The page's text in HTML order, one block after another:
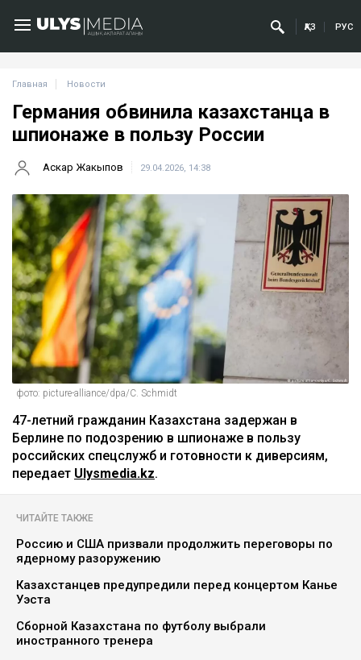
ҚАЗ РУС
Главная Новости
Германия обвинила казахстанца в
шпионаже в пользу России
Аскар Жакыпов 29.04.2026, 14:38
фото: picture-alliance/dpa/C. Schmidt
‎47-летний гражданин Казахстана задержан в
Берлине по подозрению в шпионаже в пользу
российских спецслужб и готовности к диверсиям,
передает Ulysmedia.kz.
ЧИТАЙТЕ ТАКЖЕ
Россию и США призвали продолжить переговоры по
ядерному разоружению
Казахстанцев предупредили перед концертом Канье
Уэста
Сборной Казахстана по футболу выбрали
иностранного тренера